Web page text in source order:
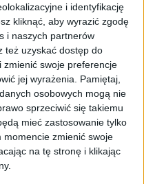
i identyfikację
kliknąć, aby wyrazić zgodę
i naszych partnerów
też uzyskać dostęp do
zmienić swoje preferencje
jej wyrażenia. Pamiętaj,
osobowych mogą nie
sprzeciwić się takiemu
mieć zastosowanie tylko
momencie zmienić swoje
na tę stronę i klikając
jeden z
Na